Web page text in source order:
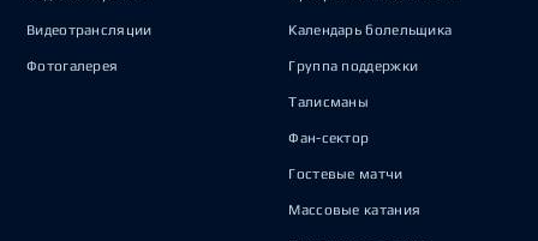
Видеотрансляции
Фотогалерея
Календарь болельщика
Группа поддержки
Талисманы
Фан-сектор
Гостевые матчи
Массовые катания